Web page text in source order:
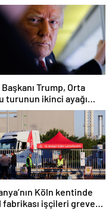
Başkanı Trump, Orta
turunun ikinci ayağı
Köln kentinde
fabrikası işçileri greve